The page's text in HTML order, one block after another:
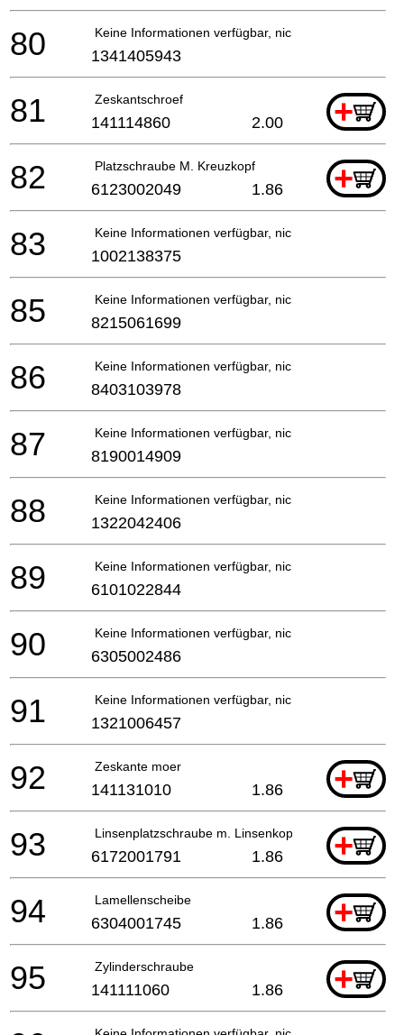
Keine Informationen verfügbar, nicht bestellbar
80 1341405943
Zeskantschroef +
81 141114860 2.00
Platzschraube M. Kreuzkopf +
82 6123002049 1.86
Keine Informationen verfügbar, nicht bestellbar
83 1002138375
Keine Informationen verfügbar, nicht bestellbar
85 8215061699
Keine Informationen verfügbar, nicht bestellbar
86 8403103978
Keine Informationen verfügbar, nicht bestellbar
87 8190014909
Keine Informationen verfügbar, nicht bestellbar
88 1322042406
Keine Informationen verfügbar, nicht bestellbar
89 6101022844
Keine Informationen verfügbar, nicht bestellbar
90 6305002486
Keine Informationen verfügbar, nicht bestellbar
91 1321006457
Zeskante moer +
92 141131010 1.86
Linsenplatzschraube m. Linsenkopfschr. +
93 6172001791 1.86
Lamellenscheibe +
94 6304001745 1.86
Zylinderschraube +
95 141111060 1.86